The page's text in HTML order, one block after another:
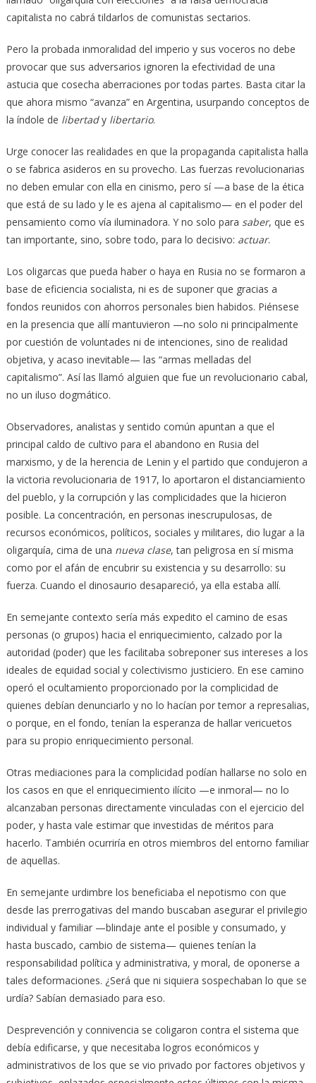
capitalista no cabrá tildarlos de comunistas sectarios.
Pero la probada inmoralidad del imperio y sus voceros no debe
provocar que sus adversarios ignoren la efectividad de una
astucia que cosecha aberraciones por todas partes. Basta citar la
que ahora mismo “avanza” en Argentina, usurpando conceptos de
la índole de libertady libertario.
Urge conocer las realidades en que la propaganda capitalista halla
o se fabrica asideros en su provecho. Las fuerzas revolucionarias
no deben emular con ella en cinismo, pero sí —a base de la ética
que está de su lado y le es ajena al capitalismo— en el poder del
pensamiento como vía iluminadora. Y no solo para saber, que es
tan importante, sino, sobre todo, para lo decisivo: actuar.
Los oligarcas que pueda haber o haya en Rusia no se formaron a
base de eficiencia socialista, ni es de suponer que gracias a
fondos reunidos con ahorros personales bien habidos. Piénsese
en la presencia que allí mantuvieron —no solo ni principalmente
por cuestión de voluntades ni de intenciones, sino de realidad
objetiva, y acaso inevitable— las “armas melladas del
capitalismo”. Así las llamó alguien que fue un revolucionario cabal,
no un iluso dogmático.
Observadores, analistas y sentido común apuntan a que el
principal caldo de cultivo para el abandono en Rusia del
marxismo, y de la herencia de Lenin y el partido que condujeron a
la victoria revolucionaria de 1917, lo aportaron el distanciamiento
del pueblo, y la corrupción y las complicidades que la hicieron
posible. La concentración, en personas inescrupulosas, de
recursos económicos, políticos, sociales y militares, dio lugar a la
oligarquía, cima de una nueva clase, tan peligrosa en sí misma
como por el afán de encubrir su existencia y su desarrollo: su
fuerza. Cuando el dinosaurio desapareció, ya ella estaba allí.
En semejante contexto sería más expedito el camino de esas
personas (o grupos) hacia el enriquecimiento, calzado por la
autoridad (poder) que les facilitaba sobreponer sus intereses a los
ideales de equidad social y colectivismo justiciero. En ese camino
operó el ocultamiento proporcionado por la complicidad de
quienes debían denunciarlo y no lo hacían por temor a represalias,
o porque, en el fondo, tenían la esperanza de hallar vericuetos
para su propio enriquecimiento personal.
Otras mediaciones para la complicidad podían hallarse no solo en
los casos en que el enriquecimiento ilícito —e inmoral— no lo
alcanzaban personas directamente vinculadas con el ejercicio del
poder, y hasta vale estimar que investidas de méritos para
hacerlo. También ocurriría en otros miembros del entorno familiar
de aquellas.
En semejante urdimbre los beneficiaba el nepotismo con que
desde las prerrogativas del mando buscaban asegurar el privilegio
individual y familiar —blindaje ante el posible y consumado, y
hasta buscado, cambio de sistema— quienes tenían la
responsabilidad política y administrativa, y moral, de oponerse a
tales deformaciones. ¿Será que ni siquiera sospechaban lo que se
urdía? Sabían demasiado para eso.
Desprevención y connivencia se coligaron contra el sistema que
debía edificarse, y que necesitaba logros económicos y
administrativos de los que se vio privado por factores objetivos y